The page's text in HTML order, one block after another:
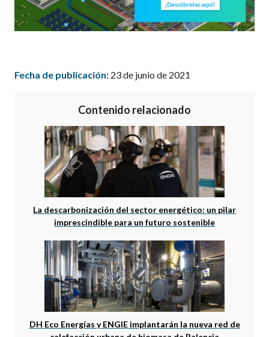
Fecha de publicación: 23 de junio de 2021
Contenido relacionado
La descarbonización del sector energético: un pilar
imprescindible para un futuro sostenible
DH Eco Energías y ENGIE implantarán la nueva red de